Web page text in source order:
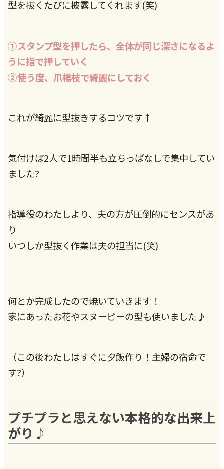
型を抜くたびに披露してくれます(笑)
①スタンプ型を押したら、全体が同じ深さになるよ
うに指で押していく
②使う度、爪楊枝で綺麗にしておく
これが綺麗に型抜きするコツです↑
気付けば2人で1時間半も立ちっぱなしで集中してい
ました?
指導役のわたしより、夫の方が圧倒的にセンスがあ
り
いつしか型抜く作業は夫の担当に(笑)
何とか完成したので焼いていきます！
家にあったお花やスヌーピーの型も使いました♪
（この後わたしはすぐに夕飯作り！主婦の宿命で
す?）
プチプラと思えない本格的な出来上
がり♪